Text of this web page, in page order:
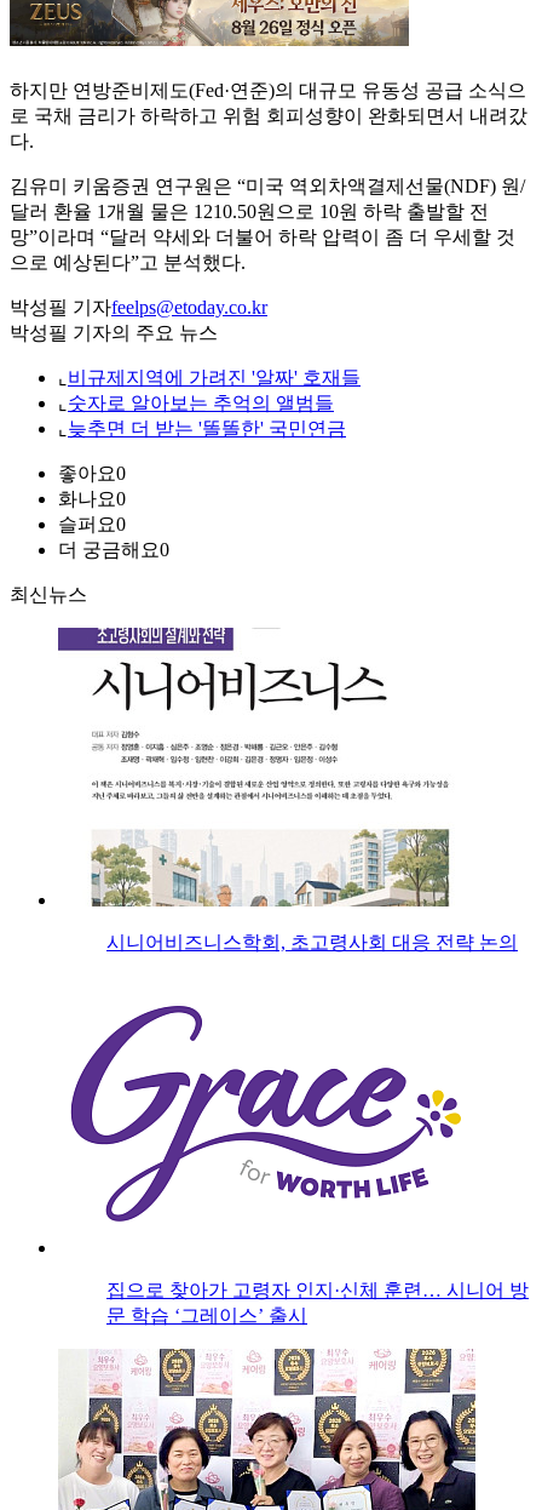
하지만 연방준비제도(Fed·연준)의 대규모 유동성 공급 소식으
로 국채 금리가 하락하고 위험 회피성향이 완화되면서 내려갔
다.
김유미 키움증권 연구원은 “미국 역외차액결제선물(NDF) 원/
달러 환율 1개월 물은 1210.50원으로 10원 하락 출발할 전
망”이라며 “달러 약세와 더불어 하락 압력이 좀 더 우세할 것
으로 예상된다”고 분석했다.
박성필 기자feelps@etoday.co.kr
박성필 기자의 주요 뉴스
⌞ 비규제지역에 가려진 '알짜' 호재들
⌞ 숫자로 알아보는 추억의 앨범들
⌞ 늦추면 더 받는 '똘똘한' 국민연금
좋아요0
화나요0
슬퍼요0
더 궁금해요0
최신뉴스
시니어비즈니스학회, 초고령사회 대응 전략 논의
집으로 찾아가 고령자 인지·신체 훈련… 시니어 방
문 학습 ‘그레이스’ 출시